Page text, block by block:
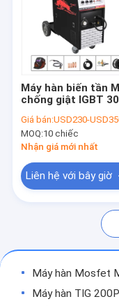
Máy hàn biến tần
Máy hàn AC DC
Máy hàn biến tần
Máy hàn TIG
Máy cắt Plasma
Máy hàn Mosfet
Thợ hàn hồ
máy hàn điểm
Máy hàn biến tần
chống giật IGBT
Giá bán:USD230-USD350/
MOQ:10 chiếc
Nhận giá mới nhất
Liên hệ với bây giờ
Máy hàn Mosfet MMA
Máy hàn TIG 200P